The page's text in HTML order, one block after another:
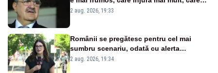
țipă mai tare, ci pe proiecte”
2 aug. 2026, 19:33
Românii se pregătesc pentru cel mai
sumbru scenariu, odată cu alerta
energetică
2 aug. 2026, 19:34